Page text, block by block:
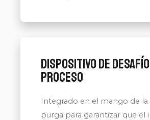
Dispositivo de
proceso
Integrado en el mango de la
purga para garantizar que el